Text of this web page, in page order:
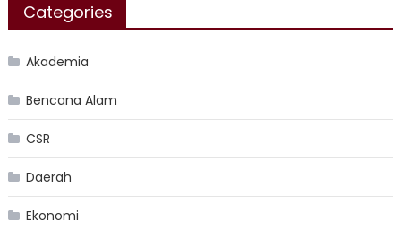
Categories
Akademia
Bencana Alam
CSR
Daerah
Ekonomi